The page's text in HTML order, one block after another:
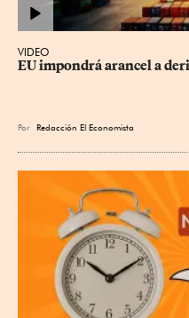
VIDEO
EU impondrá arancel a
Por Redacción El Economista